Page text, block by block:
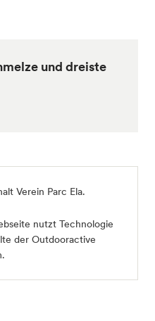
und dreiste
Verein Parc Ela.
nutzt Technologie
der Outdooractive